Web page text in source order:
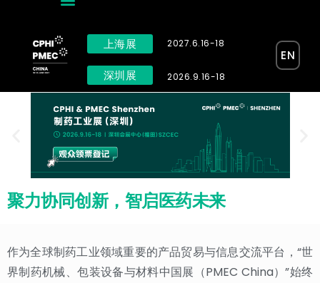
上海展
深圳展
2027.6.16-18
2026.9.16-18
EN
聚力协同创新，智启医药未来
作为全球制药工业领域重要的产品贸易与信息交流平台，“世
界制药机械、包装设备与材料中国展（PMEC China）”始终